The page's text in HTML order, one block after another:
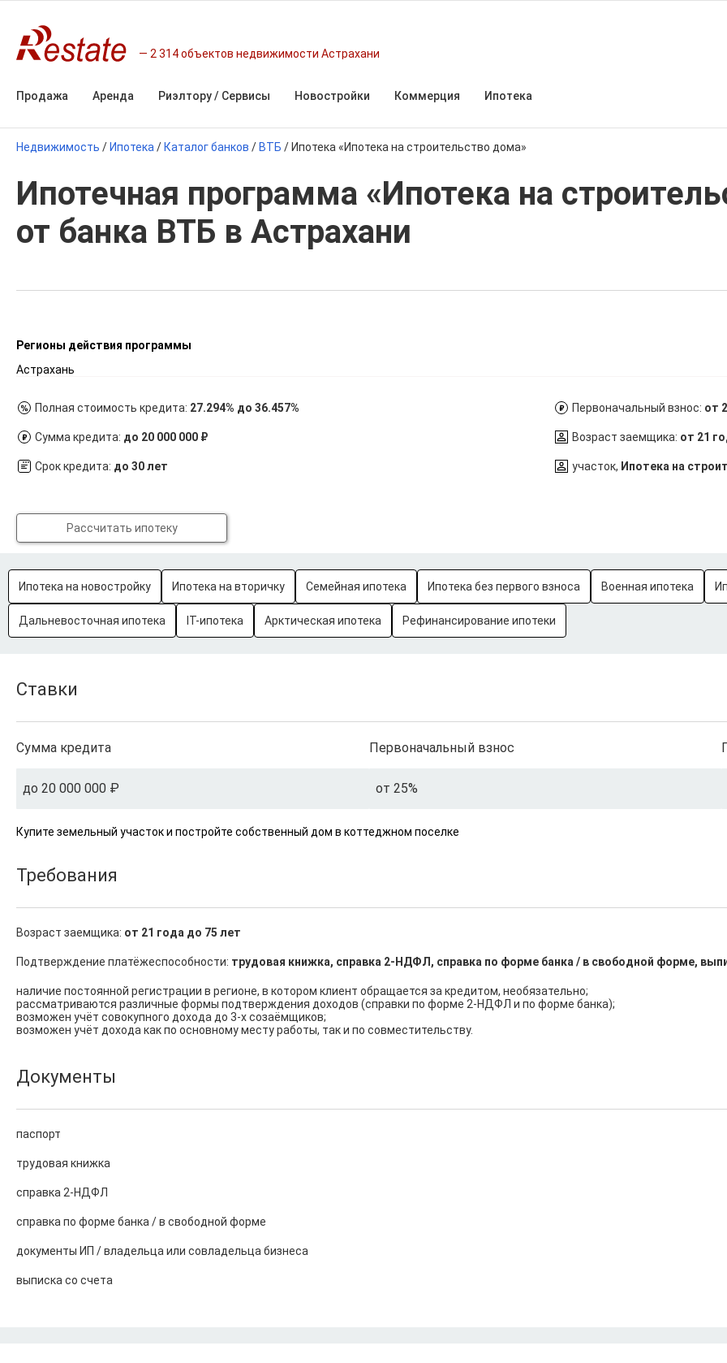
2 314 объектов недвижимости Астрахани
Продажа Аренда Риэлтору / Сервисы Новостройки Коммерция Ипотека
Недвижимость / Ипотека / Каталог банков / ВТБ / Ипотека «Ипотека на строительство дома»
Ипотечная программа «Ипотека на
от банка ВТБ в Астрахани
Регионы действия программы
Астрахань
Полная стоимость кредита: 27.294% до 36.457%
Сумма кредита: до 20 000 000 ₽
Срок кредита: до 30 лет
Первоначальный взнос: от
Возраст заемщика: от 21
участок, Ипотека на
Рассчитать ипотеку
Ипотека на новостройку Ипотека на вторичку Семейная ипотека Ипотека без первого взноса Военная ипотека
Дальневосточная ипотека IT-ипотека Арктическая ипотека Рефинансирование ипотеки
Ставки
Сумма кредита
до 20 000 000 ₽
Первоначальный взнос
от 25%
Купите земельный участок и постройте собственный дом в коттеджном поселке
Требования
Возраст заемщика: от 21 года до 75 лет
Подтверждение платёжеспособности: трудовая книжка, справка 2-НДФЛ, справка по форме банка / в свободной форме,
наличие постоянной регистрации в регионе, в котором клиент обращается за кредитом, необязательно;
рассматриваются различные формы подтверждения доходов (справки по форме 2-НДФЛ и по форме банка);
возможен учёт совокупного дохода до 3-х созаёмщиков;
возможен учёт дохода как по основному месту работы, так и по совместительству.
Документы
паспорт
трудовая книжка
справка 2-НДФЛ
справка по форме банка / в свободной форме
документы ИП / владельца или совладельца бизнеса
выписка со счета